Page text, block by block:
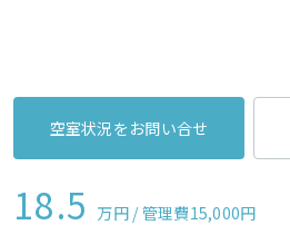
空室状況をお問い合せ
18.5 万円 / 管理費15,000円